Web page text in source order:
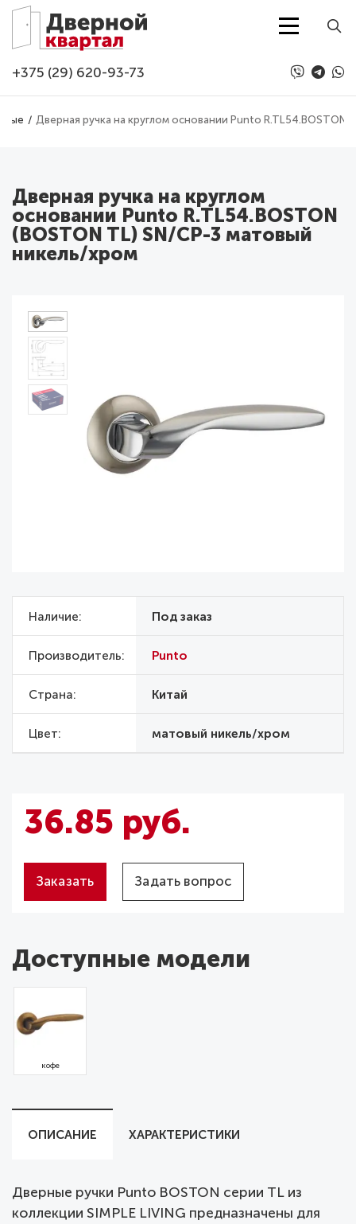
Перейти к основному содержанию
+375 (29) 620-93-73
Дверная ручка на круглом основании Punto
Дверная ручка на круглом
основании Punto R.TL54.BOSTON
(BOSTON TL) SN/CP-3 матовый
никель/хром
Наличие Под заказ
Производитель Punto
Страна Китай
Цвет матовый никель/хром
36.85 руб.
Заказать Задать вопрос
Доступные модели
кофе
ОПИСАНИЕ ХАРАКТЕРИСТИКИ
Дверные ручки Punto BOSTON серии TL из
коллекции SIMPLE LIVING предназначены для